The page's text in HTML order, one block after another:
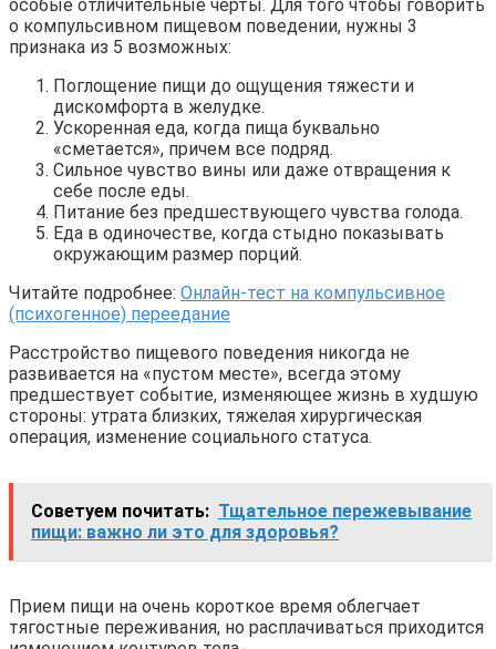
особые отличительные черты. Для того чтобы говорить
о компульсивном пищевом поведении, нужны 3
признака из 5 возможных:
Поглощение пищи до ощущения тяжести и
дискомфорта в желудке.
Ускоренная еда, когда пища буквально
«сметается», причем все подряд.
Сильное чувство вины или даже отвращения к
себе после еды.
Питание без предшествующего чувства голода.
Еда в одиночестве, когда стыдно показывать
окружающим размер порций.
Читайте подробнее: Онлайн-тест на компульсивное
(психогенное) переедание
Расстройство пищевого поведения никогда не
развивается на «пустом месте», всегда этому
предшествует событие, изменяющее жизнь в худшую
стороны: утрата близких, тяжелая хирургическая
операция, изменение социального статуса.
Советуем почитать: Тщательное пережевывание
пищи: важно ли это для здоровья?
Прием пищи на очень короткое время облегчает
тягостные переживания, но расплачиваться приходится